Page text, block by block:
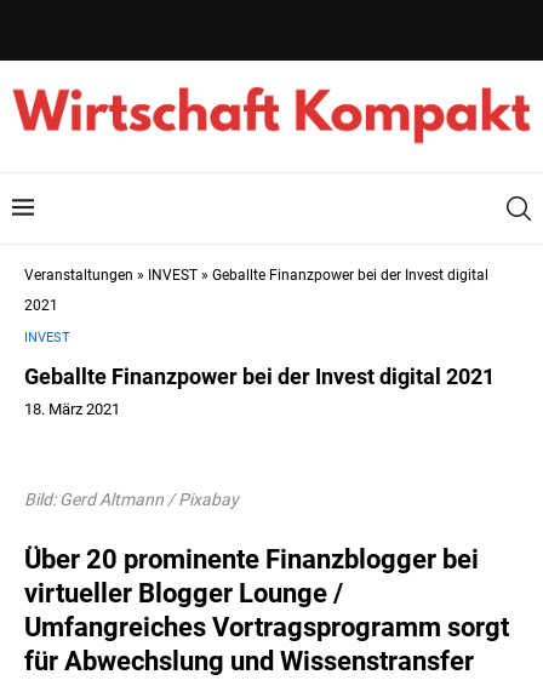
Veranstaltungen » INVEST » Geballte Finanzpower bei der Invest digital
2021
INVEST
Geballte Finanzpower bei der Invest digital 2021
18. März 2021
Bild: Gerd Altmann / Pixabay
Über 20 prominente Finanzblogger bei
virtueller Blogger Lounge /
Umfangreiches Vortragsprogramm sorgt
für Abwechslung und Wissenstransfer